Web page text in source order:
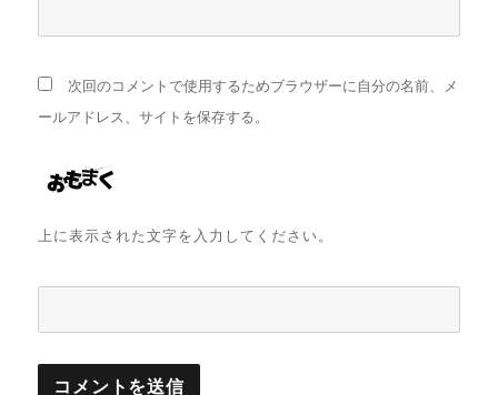
次回のコメントで使用するためブラウザーに自分の名前、メ
ールアドレス、サイトを保存する。
上に表示された文字を入力してください。